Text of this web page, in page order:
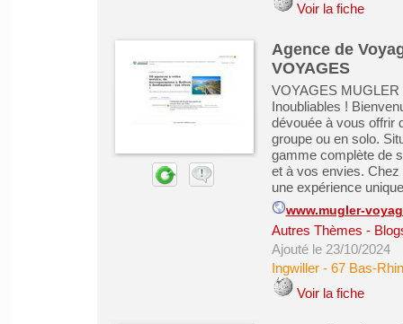
Voir la fiche
Agence de
VOYAGES
VOYAGES MUGLER
Inoubliables !
dévouée à vous offrir
groupe ou en solo.
gamme complète de
et à vos envies.
une expérience
www.mugler-
Autres Thèmes -
Ajouté le 23/10/2024
Ingwiller- 67 Bas-Rhin
Voir la fiche